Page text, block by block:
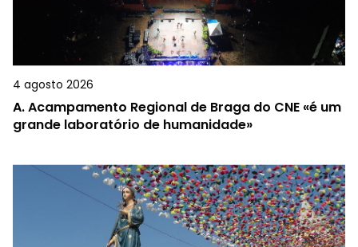
4 agosto 2026
A.Acampamento Regional de Braga do CNE «é um
grande laboratório de humanidade»